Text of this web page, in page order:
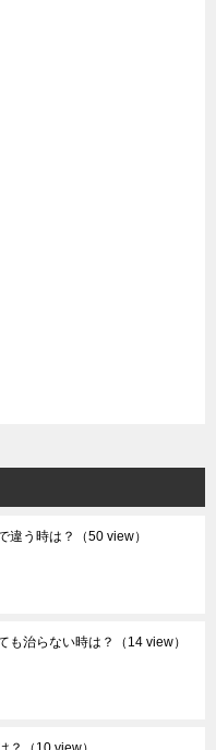
違う時は？ （50 view）
も治らない時は？ （14 view）